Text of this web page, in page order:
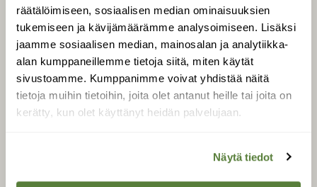
räätälöimiseen, sosiaalisen median ominaisuuksien
tukemiseen ja kävijämäärämme analysoimiseen. Lisäksi
jaamme sosiaalisen median, mainosalan ja analytiikka-
alan kumppaneillemme tietoja siitä, miten käytät
sivustoamme. Kumppanimme voivat yhdistää näitä
tietoja muihin tietoihin, joita olet antanut heille tai joita on
kerätty, kun olet käyttänyt heidän palvelujaan.
Näytä tiedot
Suomen Luonto -lehden
kustantaja onSuomen
luonnonsuojelu­liitto.